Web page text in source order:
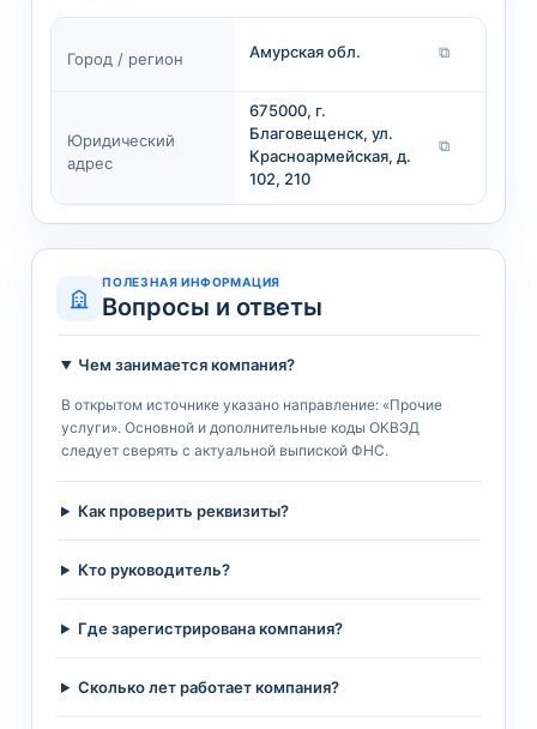
Город / регион Амурская обл. ⧉
Юридический
адрес
675000, г.
Благовещенск, ул.
Красноармейская, д.
102, 210
⧉
ПОЛЕЗНАЯ ИНФОРМАЦИЯ
Вопросы и ответы
Чем занимается компания?
В открытом источнике указано направление: «Прочие
услуги». Основной и дополнительные коды ОКВЭД
следует сверять с актуальной выпиской ФНС.
Как проверить реквизиты?
Кто руководитель?
Где зарегистрирована компания?
Сколько лет работает компания?